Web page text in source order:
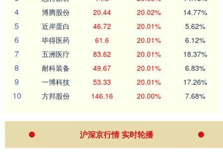
4 博腾股份 20.44 20.02% 14.77%
5 近岸蛋白 46.72 20.01% 5.62%
6 毕得医药 61.6 20.01% 6.12%
7 五洲医疗 83.62 20.01% 18.37%
8 耐科装备 49.67 20.01% 6.83%
9 一博科技 53.33 20.01% 17.26%
10 方邦股份 146.16 20.00% 7.68%
沪深京行情 实时轮播